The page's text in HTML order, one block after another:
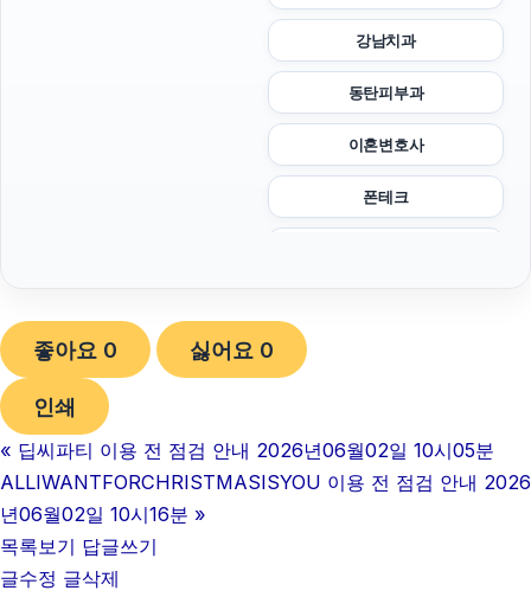
강남치과
동탄피부과
이혼변호사
폰테크
인천하수구막힘
좋아요 0 싫어요 0
인쇄
« 딥씨파티 이용 전 점검 안내 2026년06월02일 10시05분
ALLIWANTFORCHRISTMASISYOU 이용 전 점검 안내 2026
년06월02일 10시16분 »
목록보기 답글쓰기
글수정 글삭제